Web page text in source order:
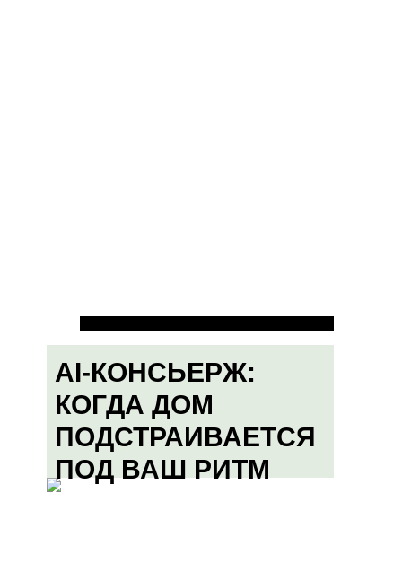
AI-КОНСЬЕРЖ:
КОГДА ДОМ
ПОДСТРАИВАЕТСЯ
ПОД ВАШ РИТМ